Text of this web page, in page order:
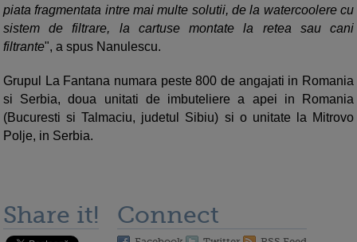
piata fragmentata intre mai multe solutii, de la watercoolere cu
sistem de filtrare, la cartuse montate la retea sau cani
filtrante", a spus Nanulescu.
Grupul La Fantana numara peste 800 de angajati in Romania
si Serbia, doua unitati de imbuteliere a apei in Romania
(Bucuresti si Talmaciu, judetul Sibiu) si o unitate la Mitrovo
Polje, in Serbia.
Share it! Connect